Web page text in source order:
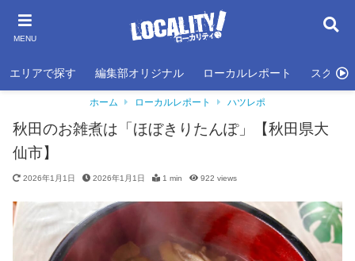
MENU
エリアで探す 編集部オリジナル ローカルレポート スクール
ホーム ローカルレポート ハツレポ
秋田のお雑煮は「ほぼきりたんぽ」【秋田県大
仙市】
2026年1月1日 2026年1月1日 1 min 922 views